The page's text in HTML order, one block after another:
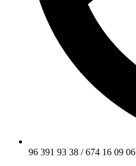
96 391 93 38 / 674 16 09 06